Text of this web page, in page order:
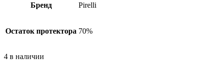
Бренд Pirelli
Остаток протектора 70%
4 в наличии